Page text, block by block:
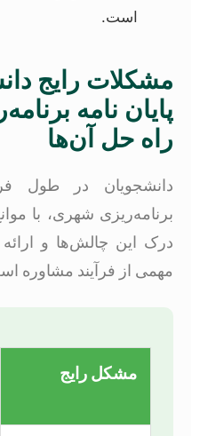
است.
مشکلات رایج
پایان نامه
راه حل آن‌ها
دانشجویان در طول
برنامه‌ریزی شهری، با
درک این چالش‌ها و
مهمی از فرآیند مشاوره
مشکل رایج